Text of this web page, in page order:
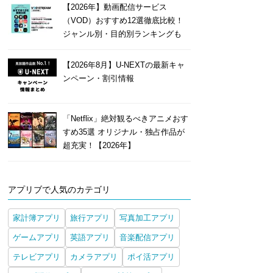
【2026年】動画配信サービス
（VOD）おすすめ12選徹底比較！
ジャンル別・目的別ランキングも
【2026年8月】U-NEXTの最新キャ
ンペーン・割引情報
「Netflix」絶対観るべきアニメおす
すめ35選 オリジナル・独占作品が
超充実！【2026年】
アプリブで人気のカテゴリ
家計簿アプリ 旅行アプリ 写真加工アプリ
ゲームアプリ 英語アプリ 音楽配信アプリ
テレビアプリ カメラアプリ ポイ活アプリ